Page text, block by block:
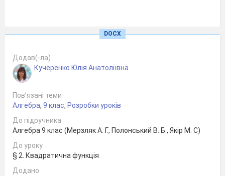
Тип уроку:
Наочність та обладнання:
презентація.
DOCX
Додав(-ла)
Кучеренко Юлія Анатоліївна
Пов’язані теми
Алгебра, 9 клас, Розробки уроків
До підручника
Алгебра 9 клас (Мерзляк А. Г., Полонський В. Б., Якір М. С)
До уроку
§ 2. Квадратична функція
Додано